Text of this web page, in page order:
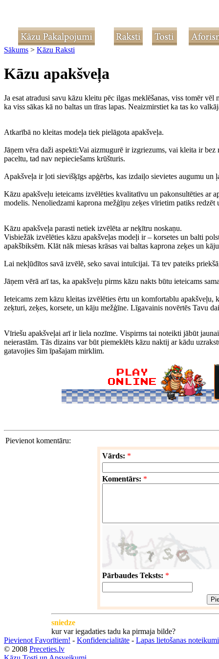
Sākums > Kāzu Raksti
Kāzu apakšveļa
Ja esat atradusi savu kāzu kleitu pēc ilgas meklēšanas, viss tomēr
ka viss sākas kā no baltas un tīras lapas. Neaizmirstiet ka tas ko
Atkarībā no kleitas modeļa tiek pielāgota apakšveļa.
Jāņem vēra daži aspekti:Vai aizmugurē ir izgriezums, vai kleita ir
paceltu, tad nav nepieciešams krūšturis.
Apakšveļa ir ļoti sievišķīgs apģērbs, kas izdaiļo sievietes augumu
Kāzu apakšveļu ieteicams izvēlēties kvalitatīvu un pakonsultēties ar
modelis. Nenoliedzami kaprona mežģīņu zeķes vīrietim patiks redzēt
Kāzu apakšveļa parasti netiek izvēlēta ar neķītru noskaņu.
Visbiežāk izvēlēties kāzu apakšveļas modeļi ir – korsetes un balti
apakšbiksēm. Klāt nāk miesas krāsas vai baltas kaprona zeķes un
Lai nekļūdītos savā izvēlē, seko savai intuīcijai. Tā tev pateiks
Jāņem vērā arī tas, ka apakšveļu pirms kāzu nakts būtu ieteicams
Ieteicams zem kāzu kleitas izvēlēties ērtu un komfortablu
zeķturi, zeķes, korsete, un kāju mežģīne. Līgavainis novērtēs Tavu
Vīriešu apakšveļai arī ir liela nozīme. Vispirms tai noteikti jābūt
neierastām. Tās dizains var būt piemeklēts kāzu naktij ar kādu
gatavojies šim īpašajam mirklim.
Pievienot komentāru:
Vārds: *
Komentārs: *
Pārbaudes Teksts: *
sniedze
kur var iegadaties tadu ka pirmaja bilde?
Pievienot Favorītiem! - Konfidencialitāte - Lapas lietošanas noteikumi
© 2008 Preceties.lv